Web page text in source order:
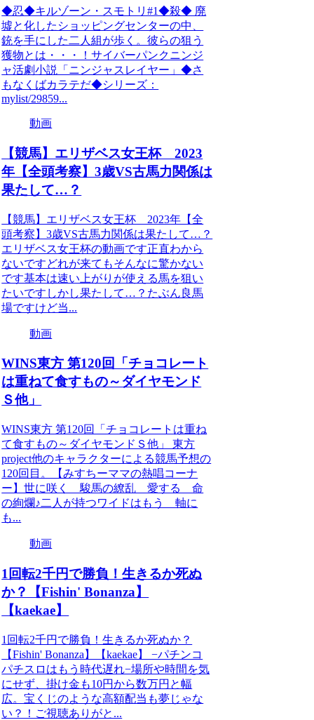
◆忍◆キルゾーン・スモトリ#1◆殺◆ 廃
墟と化したショッピングセンターの中、
銃を手にした二人組が歩く。彼らの狙う
獲物とは・・・！サイバーパンクニンジ
ャ活劇小説「ニンジャスレイヤー」◆さ
もなくばカラテだ◆シリーズ：
mylist/29859...
動画
【競馬】エリザベス女王杯 2023
年【全頭考察】3歳VS古馬力関係は
果たして…？
【競馬】エリザベス女王杯 2023年【全
頭考察】3歳VS古馬力関係は果たして…？
エリザベス女王杯の動画です正直わから
ないですどれが来てもそんなに驚かない
です基本は速い上がりが使える馬を狙い
たいですしかし果たして…？たぶん良馬
場ですけど当...
動画
WINS東方 第120回「チョコレート
は重ねて食すもの～ダイヤモンド
Ｓ他」
WINS東方 第120回「チョコレートは重ね
て食すもの～ダイヤモンドＳ他」 東方
project他のキャラクターによる競馬予想の
120回目。【みすちーママの熱唱コーナ
ー】世に咲く 駿馬の繚乱 愛する 命
の絢爛♪二人が持つワイドはもう 軸に
も...
動画
1回転2千円で勝負！生きるか死ぬ
か？【Fishin' Bonanza】
【kaekae】
1回転2千円で勝負！生きるか死ぬか？
【Fishin' Bonanza】【kaekae】 −パチンコ
パチスロはもう時代遅れ−場所や時間を気
にせず、掛け金も10円から数万円と幅
広。宝くじのような高額配当も夢じゃな
い？！ご視聴ありがと...